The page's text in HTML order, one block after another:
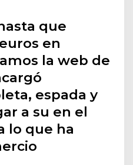
que
en
la web de
espada y
a su en el
lo que ha